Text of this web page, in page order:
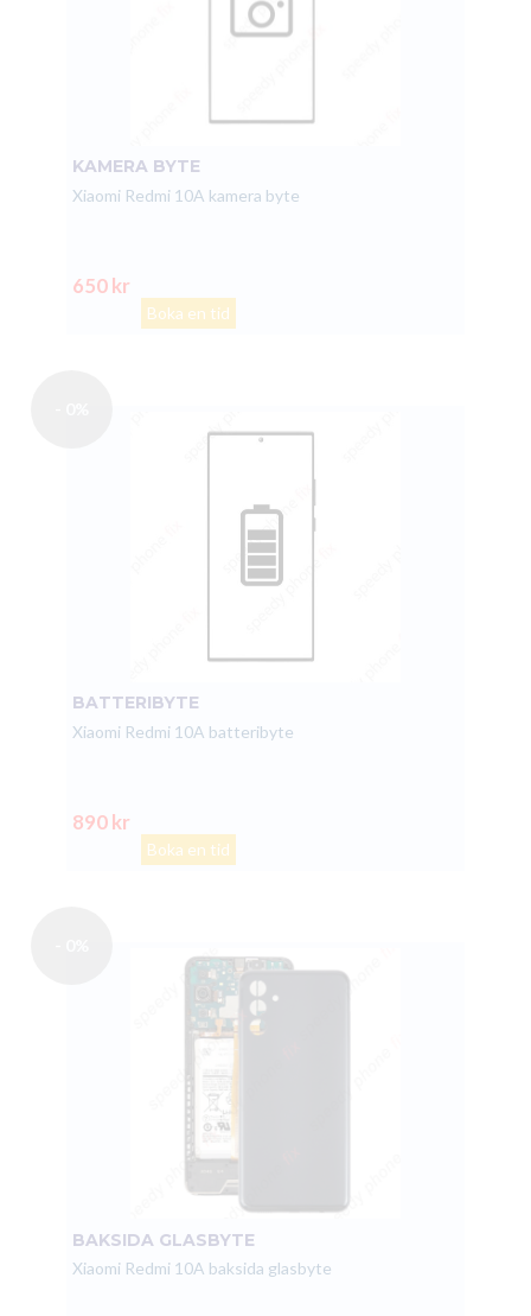
KAMERA BYTE
Xiaomi Redmi 10A kamera byte
650 kr
Boka en tid
BATTERIBYTE
Xiaomi Redmi 10A batteribyte
890 kr
Boka en tid
BAKSIDA GLASBYTE
Xiaomi Redmi 10A baksida glasbyte